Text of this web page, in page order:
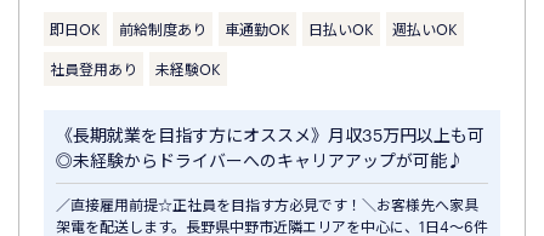
即日OK 前給制度あり 車通勤OK 日払いOK 週払いOK
社員登用あり 未経験OK
《長期就業を目指す方にオススメ》月収35万円以上も可
◎未経験からドライバーへのキャリアアップが可能♪
／直接雇用前提☆正社員を目指す方必見です！＼お客様先へ家具
架電を配送します。長野県中野市近隣エリアを中心に、1日4～6件